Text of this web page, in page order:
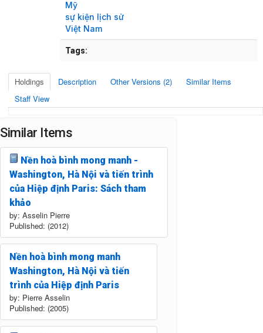
Mỹ
sự kiện lịch sử
Việt Nam
Tags:
Holdings Description Other Versions (2)
Similar Items
Staff View
Similar Items
Nền hoà bình mong manh -
Washington, Hà Nội và tiến trình
của Hiệp định Paris: Sách tham
khảo
by: Asselin Pierre
Published: (2012)
Nền hoà bình mong manh
Washington, Hà Nội và tiến
trình của Hiệp định Paris
by: Pierre Asselin
Published: (2005)